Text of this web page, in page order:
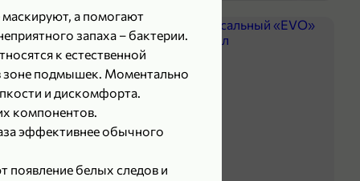
а помогают
запаха – бактерии.
к естественной
подмышек. Моментально
и дискомфорта.
компонентов.
эффективнее обычного
белых следов и